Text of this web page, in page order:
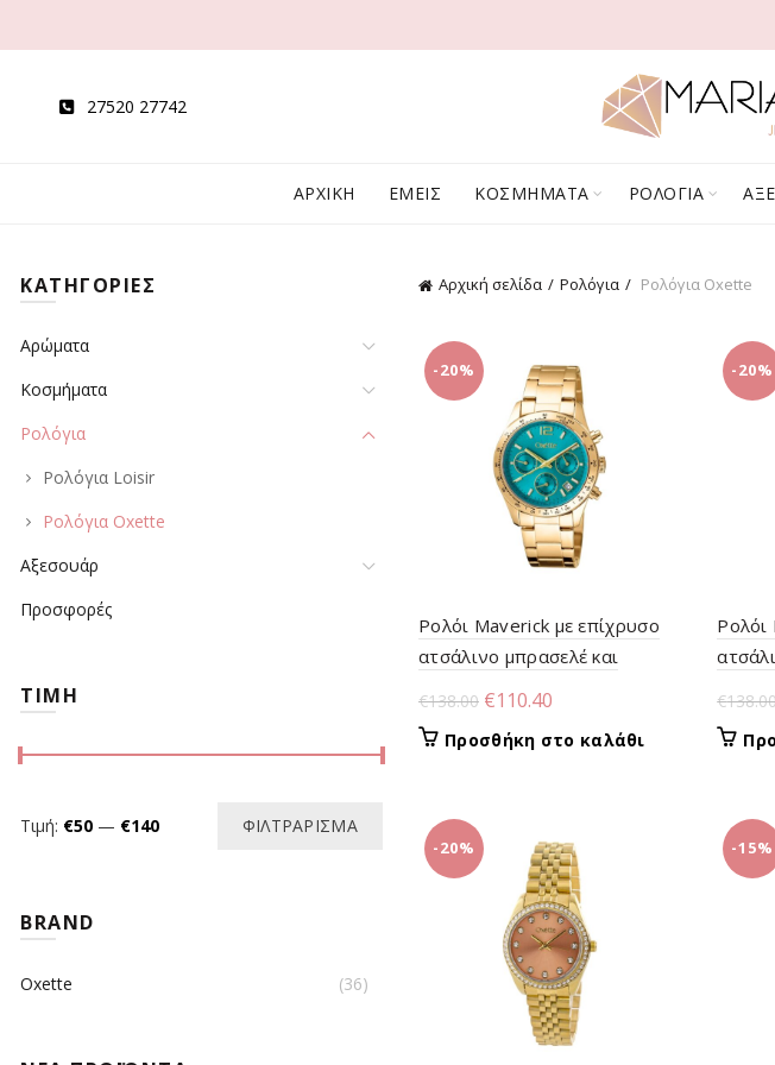
27520 27742
ΑΡΧΙΚΗ ΕΜΕΙΣ ΚΟΣΜΗΜΑΤΑ ΡΟΛΟΓΙΑ
Αρχική σελίδα Ρολόγια Ρολόγια Oxette
-20%
Ρολόι Maverick με επίχρυσο
ατσάλινο μπρασελέ και
€138.00 Original
price
was:
€110.40
τρέχουσα
Προσθήκη στο καλάθι
-20%
Ρολόι
€
-20% -15%
ΚΑΤΗΓΟΡΙΕΣ
Αρώματα
Κοσμήματα
Ρολόγια
Ρολόγια Loisir
Ρολόγια Oxette
Αξεσουάρ
Προσφορές
ΤΙΜΗ
Ελάχιστη
Μέγιστη
ΦΙΛΤΡΆΡΙΣΜΑ
Τιμή: €50 — €140
BRAND
Oxette (36)